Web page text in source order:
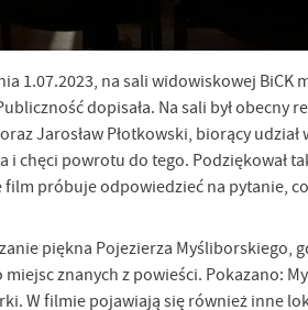
1.07.2023, na sali widowiskowej BiCK
dopisała. Na sali był
Jarosław Płotkowski, biorący
chęci powrotu do tego. Podziękował
film próbuje odpowiedzieć na pytanie,
piękna Pojezierza Myśliborskiego,
miejsc znanych z powieści. Pokazano:
W filmie pojawiają się również inne
Ustawienia
Niezbędne